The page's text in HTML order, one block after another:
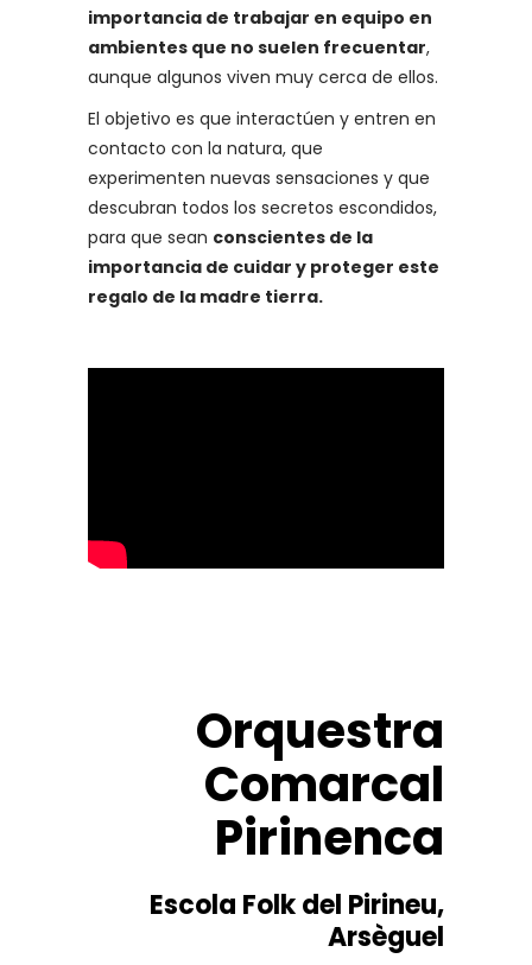
importancia de trabajar en equipo en
ambientes que no suelen frecuentar,
aunque algunos viven muy cerca de ellos.
El objetivo es que interactúen y entren en
contacto con la natura, que
experimenten nuevas sensaciones y que
descubran todos los secretos escondidos,
para que sean conscientes de la
importancia de cuidar y proteger este
regalo de la madre tierra.
Orquestra
Comarcal
Pirinenca
Escola Folk del Pirineu,
Arsèguel